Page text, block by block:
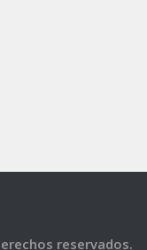
reservados.